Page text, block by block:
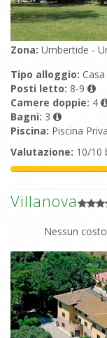
Zona: Umbertide -
Tipo alloggio:
Posti letto: 8-9
Camere doppie: 4
Bagni: 3
Piscina: Piscina
Valutazione: 10/10
Villanova
Nessun